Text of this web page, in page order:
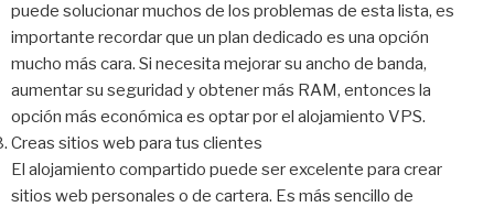
puede solucionar muchos de los problemas de esta lista, es
importante recordar que un plan dedicado es una opción
mucho más cara. Si necesita mejorar su ancho de banda,
aumentar su seguridad y obtener más RAM, entonces la
opción más económica es optar por el alojamiento VPS.
Creas sitios web para tus clientes
El alojamiento compartido puede ser excelente para crear
sitios web personales o de cartera. Es más sencillo de